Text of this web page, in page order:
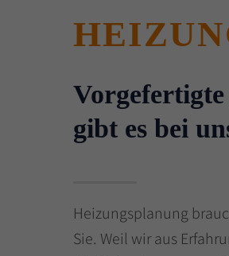
gibt es bei
Heizungsplanung
Sie. Weil wir aus